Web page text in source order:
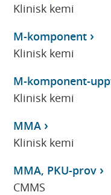
Klinisk kemi
M-komponent
Klinisk kemi
M-komponent-
Klinisk kemi
MMA
Klinisk kemi
MMA, PKU-prov
CMMS